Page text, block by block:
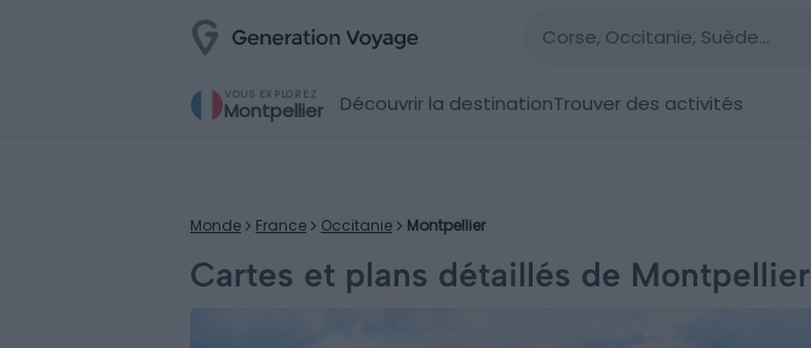
VOUS EXPLOREZ
Montpellier Découvrir la destinationTrouver des activités
Monde France Occitanie Montpellier
Cartes et plans détaillés de Montpellier